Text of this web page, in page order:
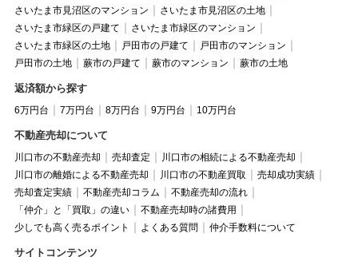
さいたま市見沼区のマンション
さいたま市見沼区の土地
さいたま市緑区の戸建て
さいたま市緑区のマンション
さいたま市緑区の土地
戸田市の戸建て
戸田市のマンション
戸田市の土地
蕨市の戸建て 蕨市のマンション 蕨市の土地
返済額から探す
6万円台 7万円台 8万円台 9万円台 10万円台
不動産売却について
川口市の不動産売却 売却査定
川口市の相続による不動産売却
川口市の離婚による不動産売却
川口市の不動産買取
売却成功実績
売却査定実績
不動産売却コラム
不動産売却の流れ
「仲介」と「買取」の違い
不動産売却時の諸費用
少しでも高く売るポイント
よくある質問 仲介手数料について
サイトコンテンツ